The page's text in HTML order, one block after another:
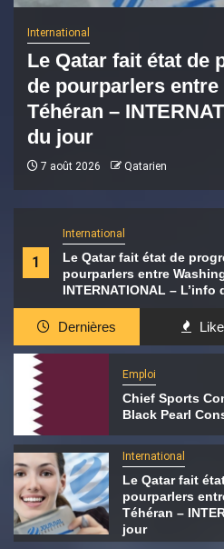
1
International
Le Qatar fait état de
pourparlers entre
INTERNATIONAL – L’info
International
Le Qatar fait état de
de pourparlers
Téhéran –
du jour
7 août 2026 Qatarien
Dernières Like
Emploi
Chief Sports
Black Pearl
International
Le Qatar fait
pourparlers
Téhéran –
jour